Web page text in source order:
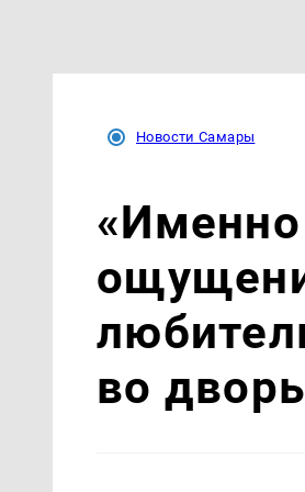
Новости Самары
«Именно
во